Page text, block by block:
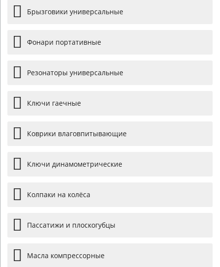
Брызговики универсальные
Фонари портативные
Резонаторы универсальные
Ключи гаечные
Коврики влаговпитывающие
Ключи динамометрические
Колпаки на колёса
Пассатижи и плоскогубцы
Масла компрессорные